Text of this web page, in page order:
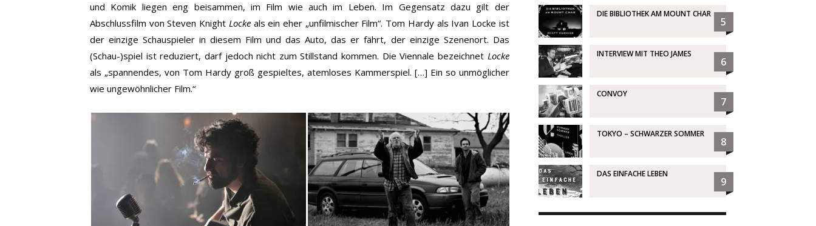
und Komik liegen eng beisammen, im Film wie auch im Leben. Im Gegensatz dazu gilt der
Abschlussfilm von Steven Knight Lockeals ein eher „unfilmischer Film“. Tom Hardy als Ivan Locke ist
der einzige Schauspieler in diesem Film und das Auto, das er fährt, der einzige Szenenort. Das
(Schau-)spiel ist reduziert, darf jedoch nicht zum Stillstand kommen. Die Viennale bezeichnet Locke
als „spannendes, von Tom Hardy groß gespieltes, atemloses Kammerspiel. […] Ein so unmöglicher
wie ungewöhnlicher Film.“
DIE BIBLIOTHEK AM MOUNT CHAR
5
INTERVIEW MIT THEO JAMES
6
CONVOY
7
TOKYO – SCHWARZER SOMMER
8
DAS EINFACHE LEBEN
9